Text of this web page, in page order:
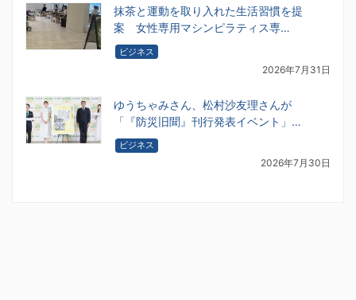
抹茶と運動を取り入れた生活習慣を提
案 女性専用マシンピラティス専…
ビジネス
2026年7月31日
ゆうちゃみさん、松村沙友理さんが
「『防災旧聞』刊行発表イベント」…
ビジネス
2026年7月30日